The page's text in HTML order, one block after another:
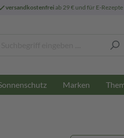
versandkostenfreiab 29 € und für E-Rezepte
Marken